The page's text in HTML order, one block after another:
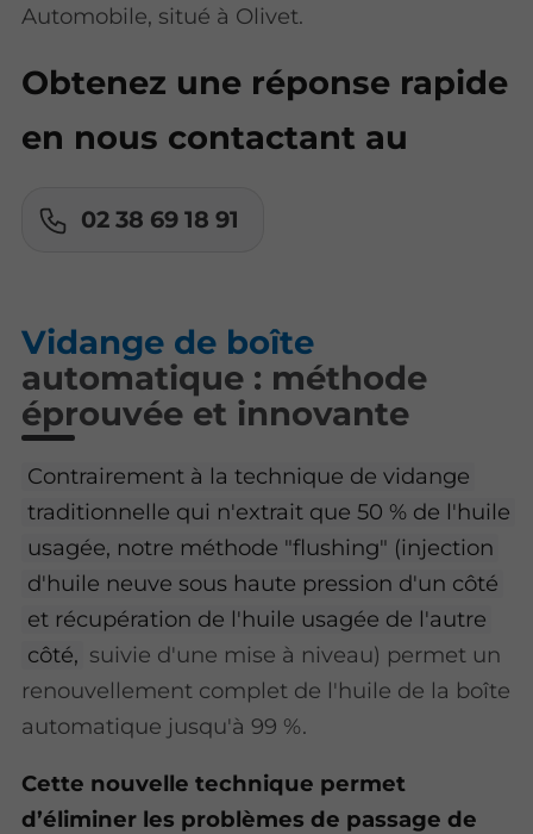
Automobile, situé à Olivet.
Obtenez une réponse rapide
en nous contactant au
02 38 69 18 91
Vidange de boîte
automatique : méthode
éprouvée et innovante
Contrairement à la technique de vidange
traditionnelle qui n'extrait que 50 % de l'huile
usagée, notre méthode "flushing" (injection
d'huile neuve sous haute pression d'un côté
et récupération de l'huile usagée de l'autre
côté, suivie d'une mise à niveau) permet un
renouvellement complet de l'huile de la boîte
automatique jusqu'à 99 %.
Cette nouvelle technique permet
d’éliminer les problèmes de passage de